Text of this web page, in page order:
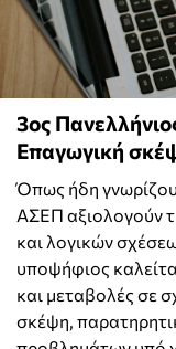
3ος
Επαγωγική
Όπως ήδη
ΑΣΕΠ αξιολογούν
και λογικών
υποψήφιος
και μεταβολές σε
σκέψη,